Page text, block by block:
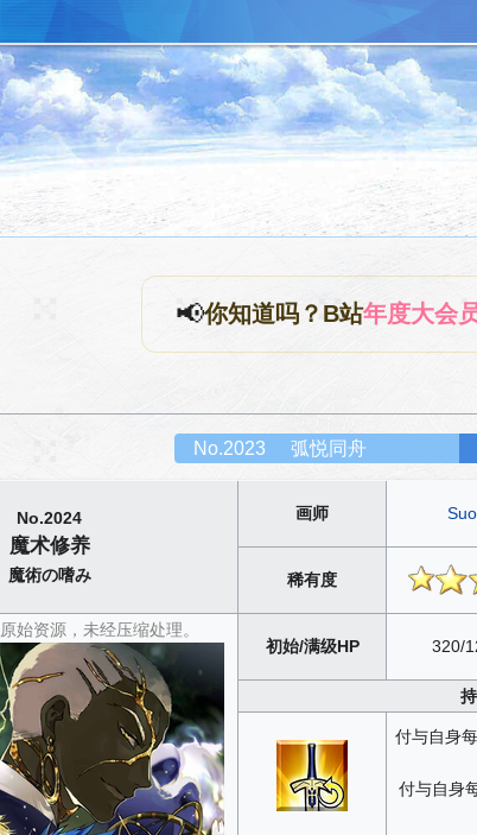
📢你知道吗？B站年度大会
No.2023 弧悦同舟
No.2024
魔术修养
魔術の嗜み
画师
稀有度
始资源，未经压缩处理。
初始/满级HP
320/
付与自身
付与自身